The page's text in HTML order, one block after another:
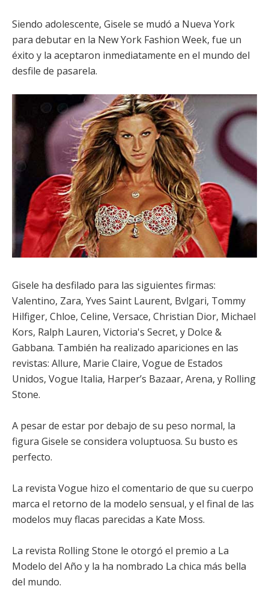
Siendo adolescente, Gisele se mudó a Nueva York
para debutar en la New York Fashion Week, fue un
éxito y la aceptaron inmediatamente en el mundo del
desfile de pasarela.
Gisele ha desfilado para las siguientes firmas:
Valentino, Zara, Yves Saint Laurent, Bvlgari, Tommy
Hilfiger, Chloe, Celine, Versace, Christian Dior, Michael
Kors, Ralph Lauren, Victoria's Secret, y Dolce &
Gabbana. También ha realizado apariciones en las
revistas: Allure, Marie Claire, Vogue de Estados
Unidos, Vogue Italia, Harper’s Bazaar, Arena, y Rolling
Stone.
A pesar de estar por debajo de su peso normal, la
figura Gisele se considera voluptuosa. Su busto es
perfecto.
La revista Vogue hizo el comentario de que su cuerpo
marca el retorno de la modelo sensual, y el final de las
modelos muy flacas parecidas a Kate Moss.
La revista Rolling Stone le otorgó el premio a La
Modelo del Año y la ha nombrado La chica más bella
del mundo.